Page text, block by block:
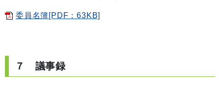
委員名簿[PDF：63KB]
７ 議事録